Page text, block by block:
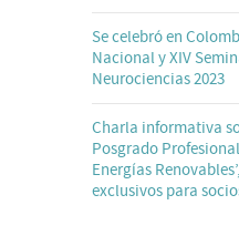
Se celebró en
Nacional y XIV
Neurociencias 2023
Charla informativa
Posgrado
Energías
exclusivos para